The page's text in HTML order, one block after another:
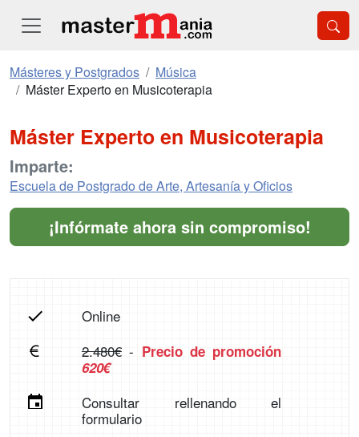
Másteres y Postgrados
Música
Máster Experto en Musicoterapia
Máster Experto en Musicoterapia
Imparte:
Escuela de Postgrado de Arte, Artesanía y Oficios
¡Infórmate ahora sin compromiso!
Online
2.480€- Precio de promoción
620€
Consultar rellenando el
formulario